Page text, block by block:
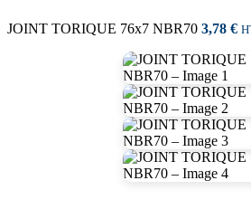
JOINT TORIQUE 76x7 NBR70 3,78 €